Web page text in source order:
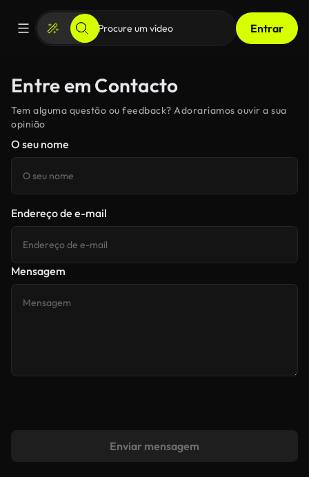
Entrar
Entre em Contacto
Tem alguma questão ou feedback? Adoraríamos ouvir a sua
opinião
O seu nome
Endereço de e-mail
Mensagem
Enviar mensagem